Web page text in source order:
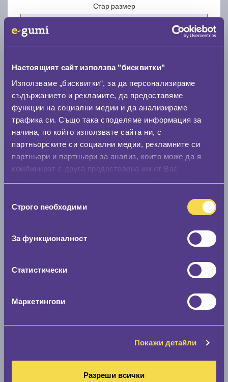
Настоящият сайт използва "бисквитки"
Използваме „бисквитки“, за да персонализираме
съдържанието и рекламите, да предоставяме
функции на социални медии и да анализираме
трафика си. Също така споделяме информация за
начина, по който използвате сайта ни, с
партньорските си социални медии, рекламните си
партньори и партньори за анализ, които може да я
комбинират с друга предоставена им от Вас
наСтрого nеобходими
За функционалност
Статистически
Маркетингови
Покажи детайли
Разреши всички
Стар размер
Нов размер
Стар размер